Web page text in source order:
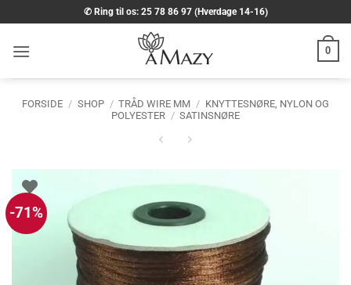
til
indhold
✆ Ring til os: 25 78 86 97 (Hverdage 14-16)
0
FORSIDE / SHOP / TRÅD WIRE MM / KNYTTESNØRE, NYLON OG
POLYESTER / SATINSNØRE
-71%